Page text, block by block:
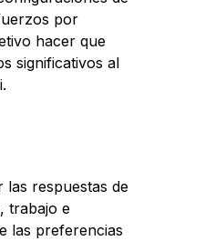
por
hacer que
significativos al
las respuestas de
trabajo e
las preferencias